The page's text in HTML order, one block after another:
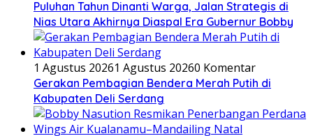
Puluhan Tahun Dinanti Warga, Jalan Strategis di
Nias Utara Akhirnya Diaspal Era Gubernur Bobby
1 Agustus 20261 Agustus 20260 Komentar
Gerakan Pembagian Bendera Merah Putih di
Kabupaten Deli Serdang